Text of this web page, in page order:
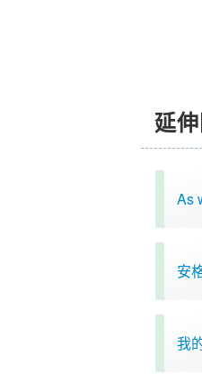
延
As
安
我